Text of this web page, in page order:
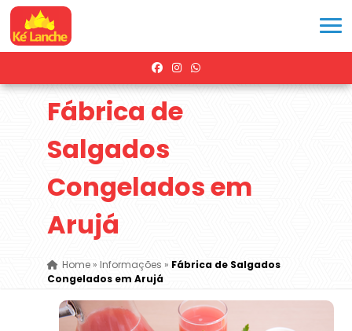
Fábrica de
Salgados
Congelados em
Arujá
Home» Informações » Fábrica de Salgados
Congelados em Arujá